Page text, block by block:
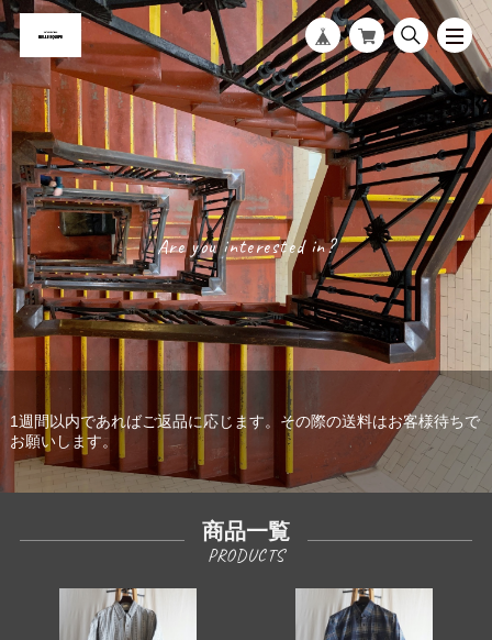
販売価格は、表示価格が税込です。
1週間以内であればご返品に応じます。その際の送料はお客様待ちで
お願いします。
合計金額¥10,000以上は送料無料です。
Are you interested in?
商品一覧